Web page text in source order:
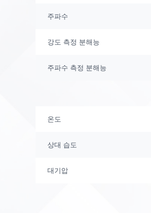
주파수
강도 측정 분해능
주파수 측정 분해능
온도
상대 습도
대기압